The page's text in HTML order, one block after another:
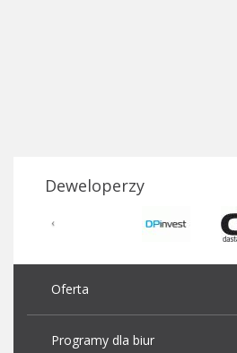
Deweloperzy
Oferta
Programy dla biur